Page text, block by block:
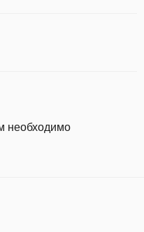
необходимо